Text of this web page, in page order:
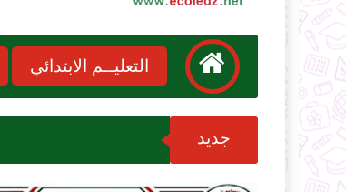
التعليــم الابتدائي
جديد